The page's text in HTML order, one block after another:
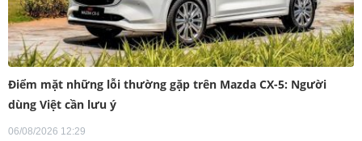
Điểm mặt những lỗi thường gặp trên Mazda CX-5: Người
dùng Việt cần lưu ý
06/08/2026 12:29